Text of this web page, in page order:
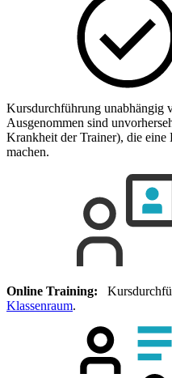
Kursdurchführung unabhängig
Ausgenommen sind
Krankheit der Trainer), die
machen.
Online Training:
Klassenraum.